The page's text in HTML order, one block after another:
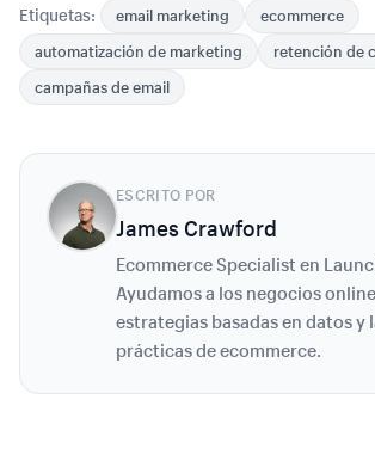
Etiquetas: email marketing
ecommerce
automatización de marketing
retención de
campañas de email
ESCRITO POR
James Crawford
Ecommerce Specialist en
Ayudamos a los negocios
estrategias basadas en datos y
prácticas de ecommerce.